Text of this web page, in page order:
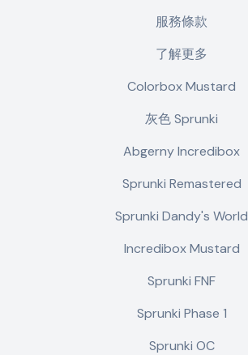
服務條款
了解更多
Colorbox Mustard
灰色 Sprunki
Abgerny Incredibox
Sprunki Remastered
Sprunki Dandy's World
Incredibox Mustard
Sprunki FNF
Sprunki Phase 1
Sprunki OC